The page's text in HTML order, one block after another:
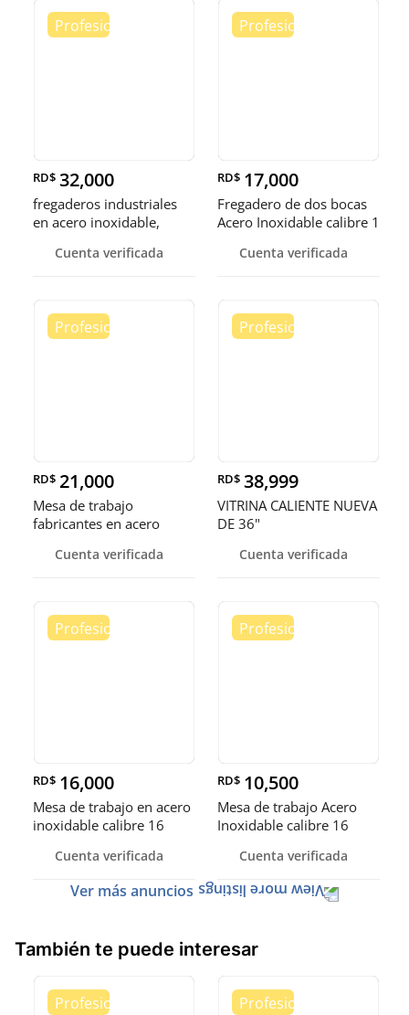
RD$ 32,000
fregaderos industriales
en acero inoxidable,
Cuenta verificada
RD$ 17,000
Fregadero de dos bocas
Acero Inoxidable calibre 1
Cuenta verificada
RD$ 21,000
Mesa de trabajo
fabricantes en acero
Cuenta verificada
RD$ 38,999
VITRINA CALIENTE NUEVA
DE 36"
Cuenta verificada
RD$ 16,000
Mesa de trabajo en acero
inoxidable calibre 16
Cuenta verificada
RD$ 10,500
Mesa de trabajo Acero
Inoxidable calibre 16
Cuenta verificada
Ver más anuncios
También te puede interesar